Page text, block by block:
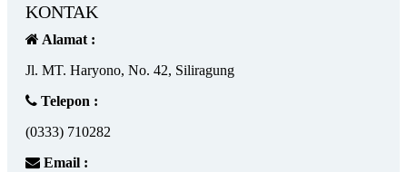
KONTAK
Alamat :
Jl. MT. Haryono, No. 42, Siliragung
Telepon :
(0333) 710282
Email :